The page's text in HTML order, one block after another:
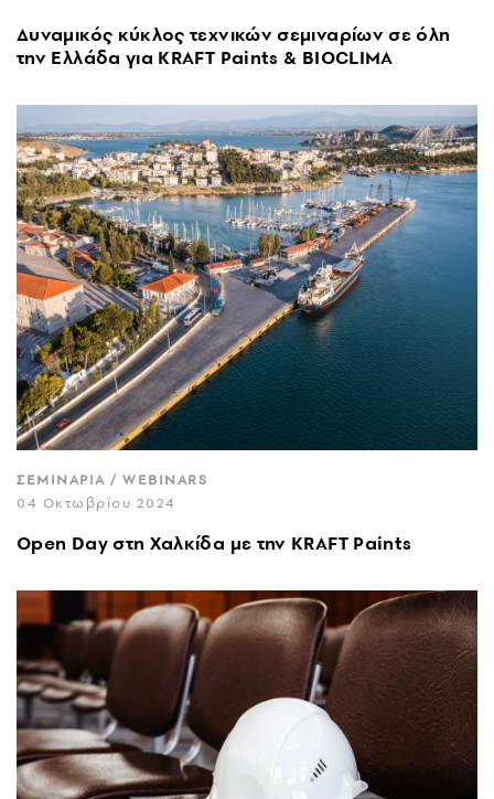
Δυναμικός κύκλος τεχνικών σεμιναρίων σε όλη
την Ελλάδα για KRAFT Paints & BIOCLIMA
ΣΕΜΙΝΑΡΙΑ / WEBINARS
04 Οκτωβρίου 2024
Open Day στη Χαλκίδα με την KRAFT Paints